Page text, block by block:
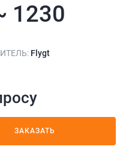
1230
Flygt
ЗАКАЗАТЬ